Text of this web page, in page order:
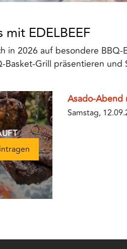
EDELBEEF
in 2026 auf besondere
Basket-Grill präsentieren
Asado-Abend
Samstag,